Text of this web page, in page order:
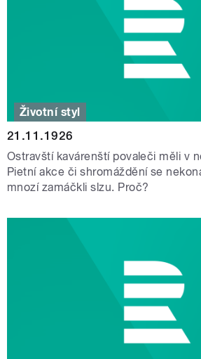
Životní styl
21.11.1926
Ostravští kavárenští povaleči měli v
Pietní akce či shromáždění se
mnozí zamáčkli slzu. Proč?